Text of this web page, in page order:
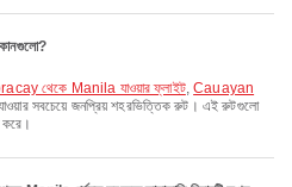
থেকে Manila যাওয়ার ফ্লাইট,Cauayan
সবচেয়ে জনপ্রিয় শহরভিত্তিক রুট। এই রুটগুলো
করে।